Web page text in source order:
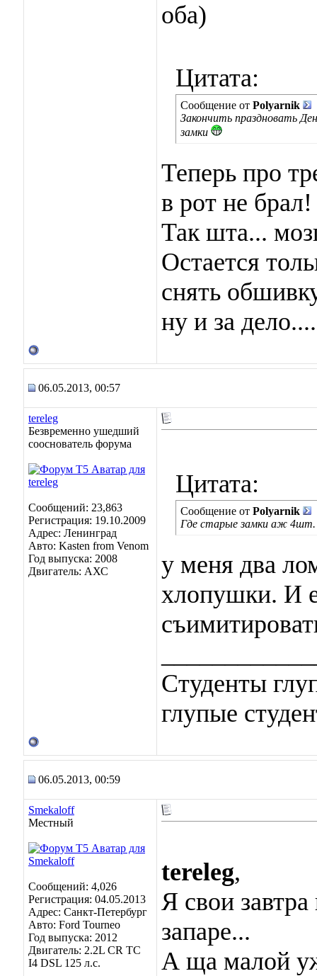
оба)
Цитата:
Сообщение от Polyarnik
Закончить праздновать
замки
Теперь про
в рот не
Так шта...
Остается
снять
ну и за дело....
06.05.2013, 00:57
tereleg
Безвременно ушедший
сооснователь форума
Сообщений: 23,863
Регистрация: 19.10.2009
Адрес: Ленинград
Авто: Kasten from Venom
Год выпуска: 2008
Двигатель: АХС
Цитата:
Сообщение от Polyarnik
Где старые замки аж
у меня два
хлопушки. И
Студенты
глупые
06.05.2013, 00:59
Smekaloff
Местный
Сообщений: 4,026
Регистрация: 04.05.2013
Адрес: Санкт-Петербург
Авто: Ford Tourneo
Год выпуска: 2012
Двигатель: 2.2L CR TC
I4 DSL 125 л.с.
tereleg,
Я свои
запаре...
А ща малой